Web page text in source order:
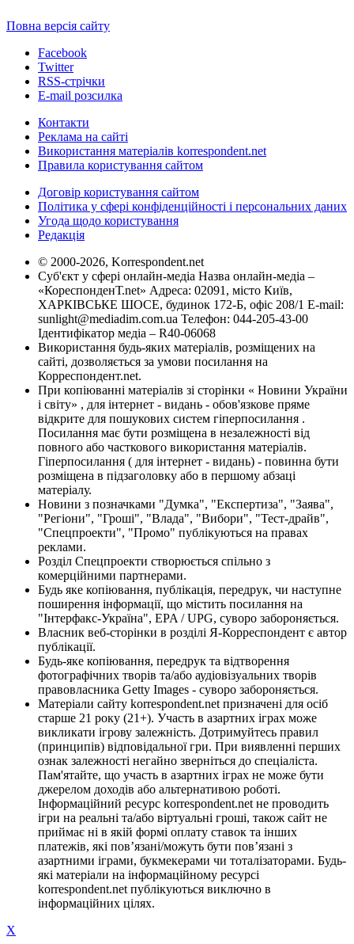
Повна версія сайту
Facebook
Twitter
RSS-стрічки
E-mail розсилка
Контакти
Реклама на сайті
Використання матеріалів korrespondent.net
Правила користування сайтом
Договір користування сайтом
Політика у сфері конфіденційності і персональних даних
Угода щодо користування
Редакція
© 2000-2026, Korrespondent.net
Суб'єкт у сфері онлайн-медіа Назва онлайн-медіа –
«КореспонденТ.net» Адреса: 02091, місто Київ,
ХАРКІВСЬКЕ ШОСЕ, будинок 172-Б, офіс 208/1 E-mail:
sunlight@mediadim.com.ua Телефон: 044-205-43-00
Ідентифікатор медіа – R40-06068
Використання будь-яких матеріалів, розміщених на
сайті, дозволяється за умови посилання на
Корреспондент.net.
При копіюванні матеріалів зі сторінки « Новини України
і світу» , для інтернет - видань - обов'язкове пряме
відкрите для пошукових систем гіперпосилання .
Посилання має бути розміщена в незалежності від
повного або часткового використання матеріалів.
Гіперпосилання ( для інтернет - видань) - повинна бути
розміщена в підзаголовку або в першому абзаці
матеріалу.
Новини з позначками "Думка", "Експертиза", "Заява",
"Регіони", "Гроші", "Влада", "Вибори", "Тест-драйв",
"Спецпроекти", "Промо" публікуються на правах
реклами.
Розділ Спецпроекти створюється спільно з
комерційними партнерами.
Будь яке копіювання, публікація, передрук, чи наступне
поширення інформації, що містить посилання на
"Інтерфакс-Україна", EPA / UPG, суворо забороняється.
Власник веб-сторінки в розділі Я-Корреспондент є автор
публікації.
Будь-яке копіювання, передрук та відтворення
фотографічних творів та/або аудіовізуальних творів
правовласника Getty Images - суворо забороняється.
Матеріали сайту korrespondent.net призначені для осіб
старше 21 року (21+). Участь в азартних іграх може
викликати ігрову залежність. Дотримуйтесь правил
(принципів) відповідальної гри. При виявленні перших
ознак залежності негайно зверніться до спеціаліста.
Пам'ятайте, що участь в азартних іграх не може бути
джерелом доходів або альтернативою роботі.
Інформаційний ресурс korrespondent.net не проводить
ігри на реальні та/або віртуальні гроші, також сайт не
приймає ні в якій формі оплату ставок та інших
платежів, які пов’язані/можуть бути пов’язані з
азартними іграми, букмекерами чи тоталізаторами. Будь-
які матеріали на інформаційному ресурсі
korrespondent.net публікуються виключно в
інформаційних цілях.
X